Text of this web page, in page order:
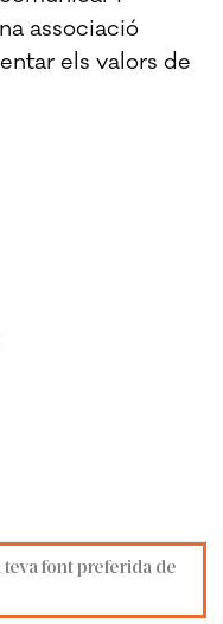
associació
els valors de
font preferida de